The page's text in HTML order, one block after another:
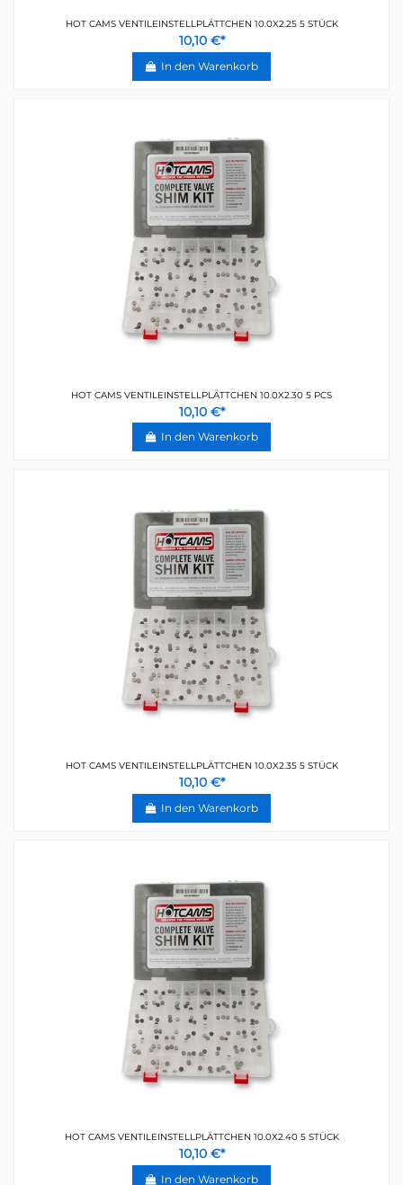
HOT CAMS VENTILEINSTELLPLÄTTCHEN 10.0X2.25 5 STÜCK
10,10 €*
In den Warenkorb
HOT CAMS VENTILEINSTELLPLÄTTCHEN 10.0X2.30 5 PCS
10,10 €*
In den Warenkorb
HOT CAMS VENTILEINSTELLPLÄTTCHEN 10.0X2.35 5 STÜCK
10,10 €*
In den Warenkorb
HOT CAMS VENTILEINSTELLPLÄTTCHEN 10.0X2.40 5 STÜCK
10,10 €*
In den Warenkorb